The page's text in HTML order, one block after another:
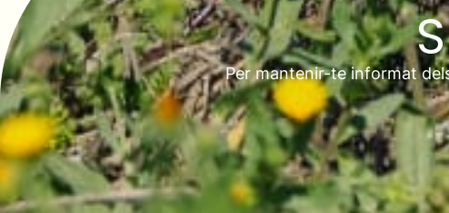
Per mantenir-te informat